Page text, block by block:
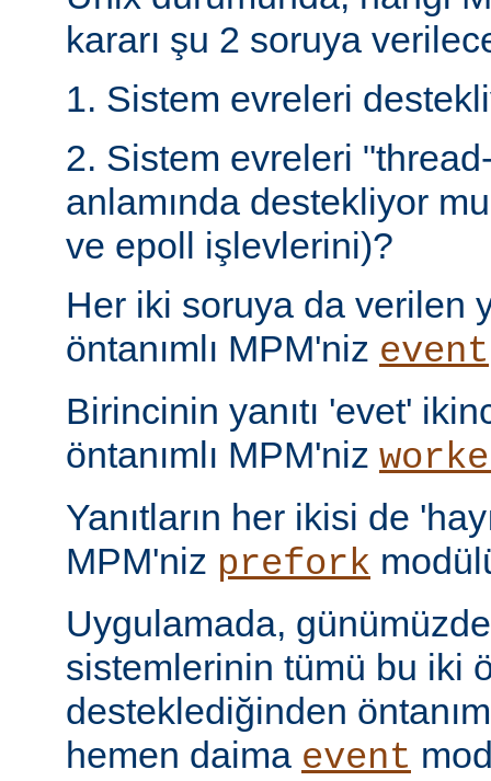
kararı şu 2 soruya
1. Sistem evreleri
2. Sistem evreleri
anlamında destekliyor
ve epoll işlevlerini)?
Her iki soruya da verilen
öntanımlı MPM'niz event
Birincinin yanıtı 'evet'
öntanımlı MPM'niz
Yanıtların her ikisi de
MPM'niz prefork
Uygulamada,
sistemlerinin tümü bu iki
desteklediğinden
hemen daima event